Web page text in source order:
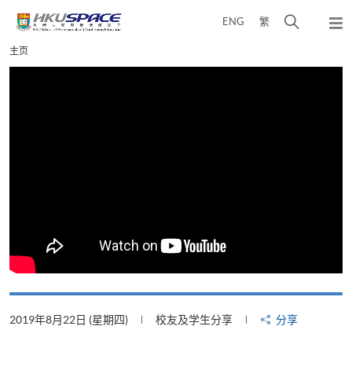
content
ENG 繁
弹
Main
content
主页
2019年8月22日 (星期四) 校友及学生分享 分享